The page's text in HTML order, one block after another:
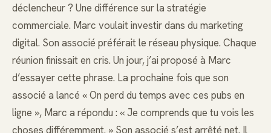
déclencheur ? Une différence sur la stratégie
commerciale. Marc voulait investir dans du marketing
digital. Son associé préférait le réseau physique. Chaque
réunion finissait en cris. Un jour, j’ai proposé à Marc
d’essayer cette phrase. La prochaine fois que son
associé a lancé « On perd du temps avec ces pubs en
ligne », Marc a répondu : « Je comprends que tu vois les
choses différemment. » Son associé s’est arrêté net. Il